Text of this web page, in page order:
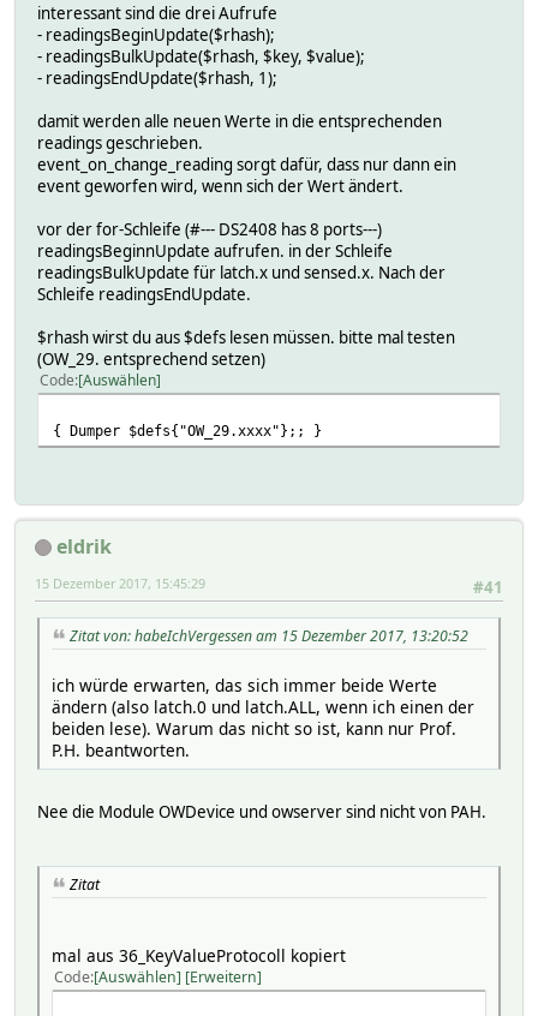
my $key = $kvPair[0];
$key =~ s/^\s+|\s+$//g;
if (%mappings) {
my $newKey = $mappings{$key};
$key = $newKey if ($newKey);
}
readingsBulkUpdate($rhash, $key, $value);
}
readingsEndUpdate($rhash, 1);
interessant sind die drei Aufrufe
- readingsBeginUpdate($rhash);
- readingsBulkUpdate($rhash, $key, $value);
- readingsEndUpdate($rhash, 1);
damit werden alle neuen Werte in die entsprechenden
readings geschrieben.
event_on_change_reading sorgt dafür, dass nur dann ein
event geworfen wird, wenn sich der Wert ändert.
vor der for-Schleife (#--- DS2408 has 8 ports---)
readingsBeginnUpdate aufrufen. in der Schleife
readingsBulkUpdate für latch.x und sensed.x. Nach der
Schleife readingsEndUpdate.
$rhash wirst du aus $defs lesen müssen. bitte mal testen
(OW_29. entsprechend setzen)
Code Auswählen
{ Dumper $defs{"OW_29.xxxx"};; }
eldrik
#41
15 Dezember 2017, 15:45:29
Zitat von: habeIchVergessen am 15 Dezember 2017, 13:20:52
ich würde erwarten, das sich immer beide Werte
ändern (also latch.0 und latch.ALL, wenn ich einen der
beiden lese). Warum das nicht so ist, kann nur Prof.
P.H. beantworten.
Nee die Module OWDevice und owserver sind nicht von PAH.
Zitat
mal aus 36_KeyValueProtocoll kopiert
Code Auswählen Erweitern